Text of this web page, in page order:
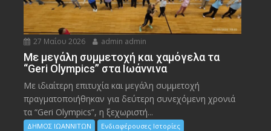
27 Μαΐου 2026 admin admin
Με μεγάλη συμμετοχή και χαμόγελα τα
“Geri Olympics” στα Ιωάννινα
Με ιδιαίτερη επιτυχία και μεγάλη συμμετοχή
πραγματοποιήθηκαν για δεύτερη συνεχόμενη χρονιά
τα “Geri Olympics”, η ξεχωριστή...
ΔΗΜΟΣ ΙΩΑΝΝΙΤΩΝ Ενδιαφέρουσες Ιστορίες